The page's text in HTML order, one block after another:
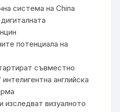
система на China
потенциала на
съвместно
интелигентна английска
изследват визуалното